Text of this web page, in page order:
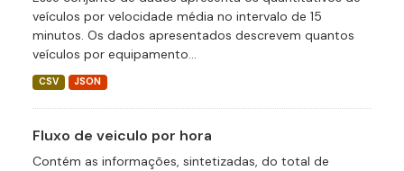
veículos por velocidade média no intervalo de 15
minutos. Os dados apresentados descrevem quantos
veículos por equipamento...
CSV JSON
Fluxo de veiculo por hora
Contém as informações, sintetizadas, do total de